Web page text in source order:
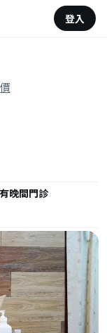
登入
晚間門診